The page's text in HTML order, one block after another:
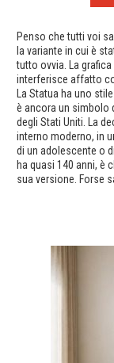
Penso che tutti voi
la variante in cui è
tutto ovvia. La
interferisce affatto
La Statua ha uno
è ancora un simbolo
degli Stati Uniti. La
interno moderno, in
di un adolescente o
ha quasi 140 anni, è
sua versione. Forse